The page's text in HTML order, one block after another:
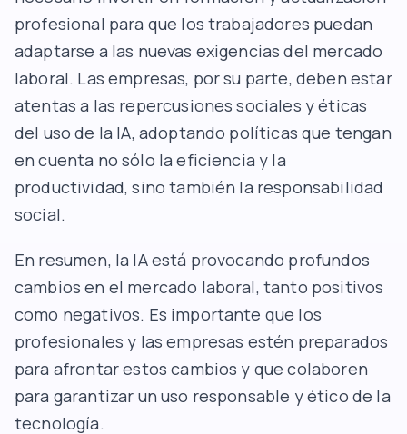
profesional para que los trabajadores puedan
adaptarse a las nuevas exigencias del mercado
laboral. Las empresas, por su parte, deben estar
atentas a las repercusiones sociales y éticas
del uso de la IA, adoptando políticas que tengan
en cuenta no sólo la eficiencia y la
productividad, sino también la responsabilidad
social.
En resumen, la IA está provocando profundos
cambios en el mercado laboral, tanto positivos
como negativos. Es importante que los
profesionales y las empresas estén preparados
para afrontar estos cambios y que colaboren
para garantizar un uso responsable y ético de la
tecnología.